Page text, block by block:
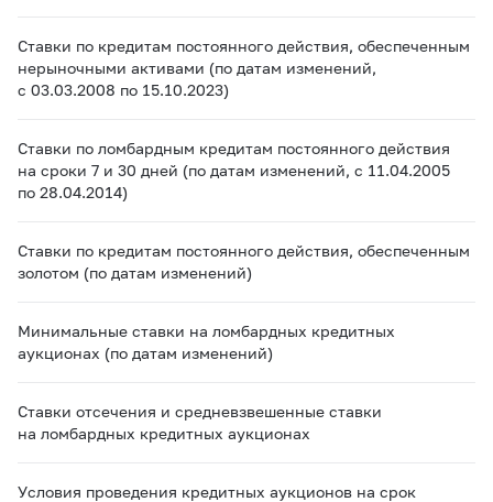
Ставки по кредитам постоянного действия, обеспеченным
нерыночными активами (по датам изменений,
с 03.03.2008 по 15.10.2023)
Ставки по ломбардным кредитам постоянного действия
на сроки 7 и 30 дней (по датам изменений, с 11.04.2005
по 28.04.2014)
Ставки по кредитам постоянного действия, обеспеченным
золотом (по датам изменений)
Минимальные ставки на ломбардных кредитных
аукционах (по датам изменений)
Ставки отсечения и средневзвешенные ставки
на ломбардных кредитных аукционах
Условия проведения кредитных аукционов на срок